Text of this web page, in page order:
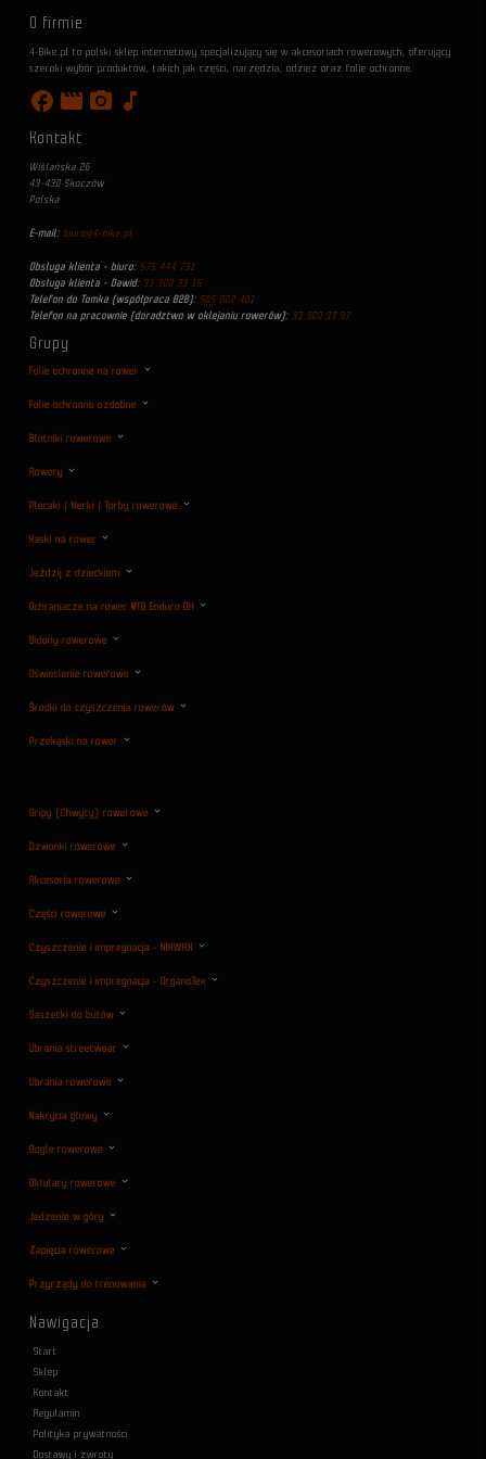
O firmie
4-Bike.pl to polski sklep internetowy specjalizujący się w akcesoriach rowerowych, oferujący
szeroki wybór produktów, takich jak części, narzędzia, odzież oraz folie ochronne.
facebook movie photo_camera music_note
Kontakt
Wiślańska 26
43-430 Skoczów
Polska
E-mail: biuro@4-bike.pl
Obsługa klienta - biuro: 575 444 731
Obsługa klienta - Dawid: 33 300 33 15
Telefon do Tomka (współpraca B2B): 505 002 401
Telefon na pracownie (doradztwo w oklejaniu rowerów): 33 300 33 97
Grupy
Folie ochronne na rower
Folie ochronne ozdobne
Błotniki rowerowe
Rowery
Plecaki | Nerki | Torby rowerowe
Kaski na rower
Jeździj z dzieckiem
Ochraniacze na rower MTB Enduro DH
Bidony rowerowe
Oświetlenie rowerowe
Środki do czyszczenia rowerów
Przekąski na rower
Gripy (Chwyty) rowerowe
Dzwonki rowerowe
Akcesoria rowerowe
Części rowerowe
Czyszczenie i impregnacja - NIKWAX
Czyszczenie i impregnacja - OrganoTex
Saszetki do butów
Ubrania streetwear
Ubrania rowerowe
Nakrycia głowy
Gogle rowerowe
Oklulary rowerowe
Jedzenie w góry
Zapięcia rowerowe
Przyrządy do trenowania
Nawigacja
Start
Sklep
Kontakt
Regulamin
Polityka prywatności
Dostawy i zwroty